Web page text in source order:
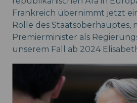
Frankreich übernimmt jetzt
Rolle des Staatsoberhauptes,
Premierminister als
unserem Fall ab 2024